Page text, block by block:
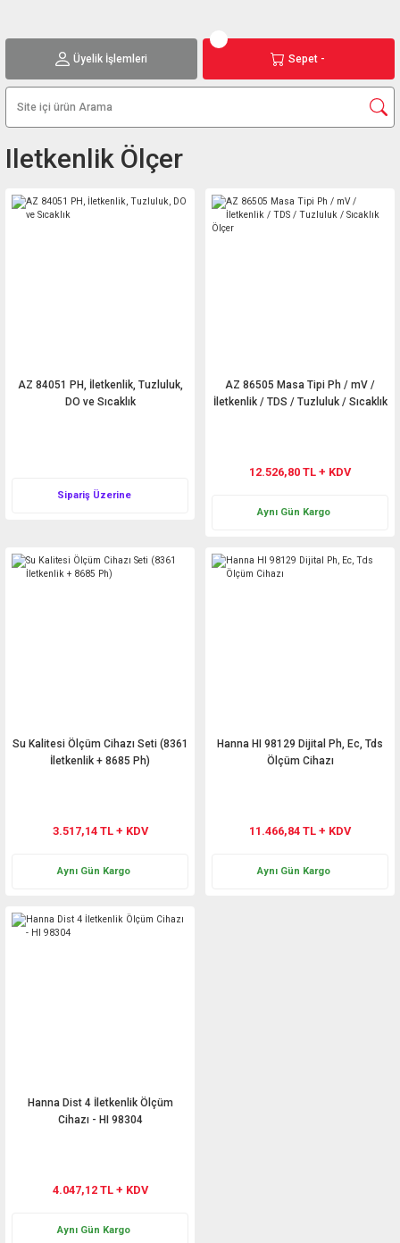
Üyelik İşlemleri Sepet -
Iletkenlik Ölçer
AZ 84051 PH, İletkenlik, Tuzluluk,
DO ve Sıcaklık
Sipariş Üzerine
AZ 86505 Masa Tipi Ph / mV /
İletkenlik / TDS / Tuzluluk / Sıcaklık
12.526,80 TL + KDV
Aynı Gün Kargo
Su Kalitesi Ölçüm Cihazı Seti (8361
İletkenlik + 8685 Ph)
3.517,14 TL + KDV
Aynı Gün Kargo
Hanna HI 98129 Dijital Ph, Ec, Tds
Ölçüm Cihazı
11.466,84 TL + KDV
Aynı Gün Kargo
Hanna Dist 4 İletkenlik Ölçüm
Cihazı - HI 98304
4.047,12 TL + KDV
Aynı Gün Kargo